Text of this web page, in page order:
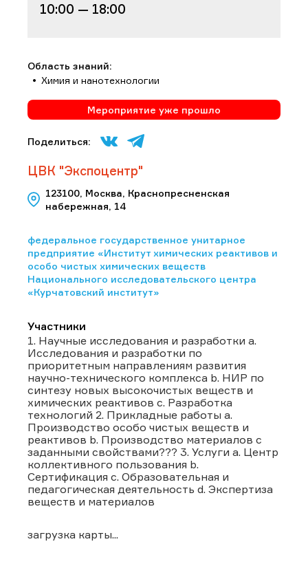
10:00 — 18:00
Область знаний:
Химия и нанотехнологии
Мероприятие уже прошло
Поделиться:
ЦВК "Экспоцентр"
123100, Москва, Краснопресненская
набережная, 14
федеральное государственное унитарное
предприятие «Институт химических реактивов и
особо чистых химических веществ
Национального исследовательского центра
«Курчатовский институт»
Участники
1. Научные исследования и разработки a.
Исследования и разработки по
приоритетным направлениям развития
научно-технического комплекса b. НИР по
синтезу новых высокочистых веществ и
химических реактивов c. Разработка
технологий 2. Прикладные работы a.
Производство особо чистых веществ и
реактивов b. Производство материалов с
заданными свойствами??? 3. Услуги a. Центр
коллективного пользования b.
Сертификация c. Образовательная и
педагогическая деятельность d. Экспертиза
веществ и материалов
загрузка карты...